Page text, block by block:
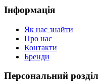
Інформація
Як нас знайти
Про нас
Контакти
Бренди
Персональний розділ